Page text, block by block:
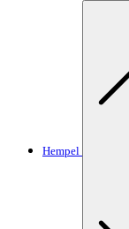
Hempel